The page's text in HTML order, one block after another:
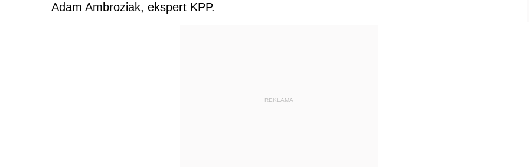
Adam Ambroziak, ekspert KPP.
REKLAMA